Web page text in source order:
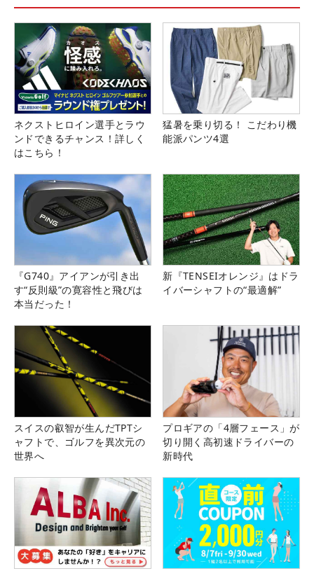
ネクストヒロイン選手とラウ
ンドできるチャンス！詳しく
はこちら！
猛暑を乗り切る！ こだわり機
能派パンツ4選
『G740』アイアンが引き出
す“反則級”の寛容性と飛びは
本当だった！
新『TENSEIオレンジ』はドラ
イバーシャフトの“最適解”
スイスの叡智が生んだTPTシ
ャフトで、ゴルフを異次元の
世界へ
プロギアの「4層フェース」が
切り開く高初速ドライバーの
新時代